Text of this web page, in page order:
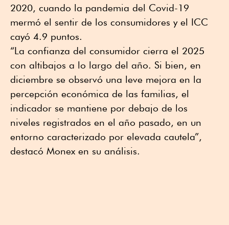
2020, cuando la pandemia del Covid-19
mermó el sentir de los consumidores y el ICC
cayó 4.9 puntos.
“La confianza del consumidor cierra el 2025
con altibajos a lo largo del año. Si bien, en
diciembre se observó una leve mejora en la
percepción económica de las familias, el
indicador se mantiene por debajo de los
niveles registrados en el año pasado, en un
entorno caracterizado por elevada cautela”,
destacó Monex en su análisis.